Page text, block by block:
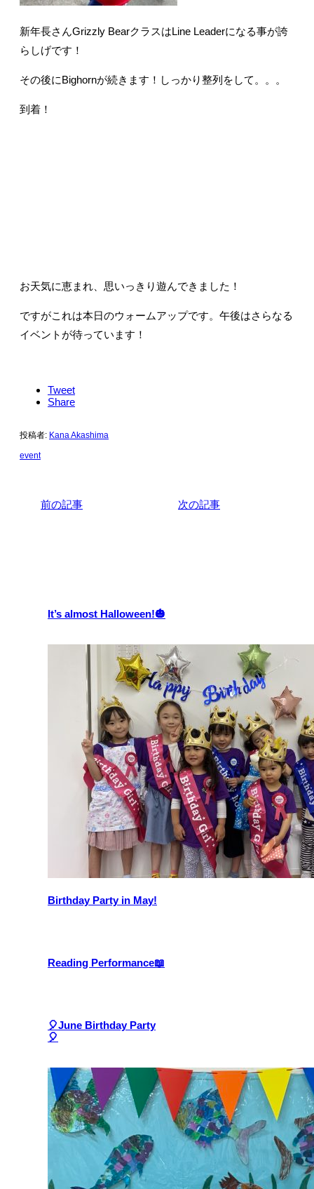
新年長さんGrizzly BearクラスはLine Leaderになる事が誇
らしげです！
その後にBighornが続きます！しっかり整列をして。。。
到着！
お天気に恵まれ、思いっきり遊んできました！
ですがこれは本日のウォームアップです。午後はさらなる
イベントが待っています！
Tweet
Share
投稿者: Kana Akashima
event
前の記事 次の記事
It’s almost Halloween!🎃
Birthday Party in May!
Reading Performance📖
🎈June Birthday Party
🎈